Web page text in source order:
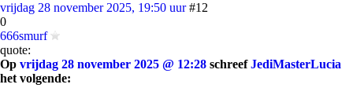
vrijdag 28 november 2025, 19:50 uur #12
0
666smurf
quote:
Op vrijdag 28 november 2025 @ 12:28 schreefJediMasterLucia
het volgende: